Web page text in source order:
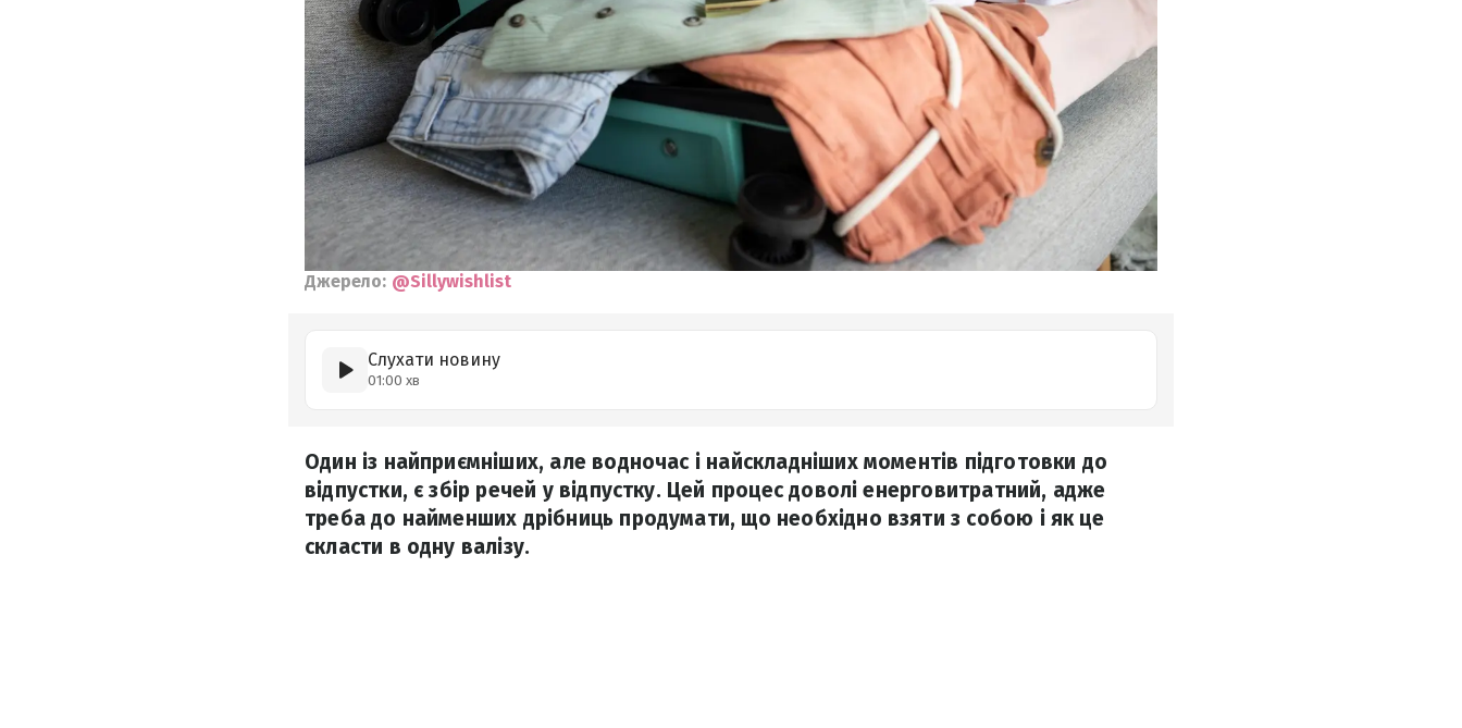
Джерело: @Sillywishlist
Слухати новину
01:00 хв
Один із найприємніших, але водночас і найскладніших моментів підготовки до
відпустки, є збір речей у відпустку. Цей процес доволі енерговитратний, адже
треба до найменших дрібниць продумати, що необхідно взяти з собою і як це
скласти в одну валізу.